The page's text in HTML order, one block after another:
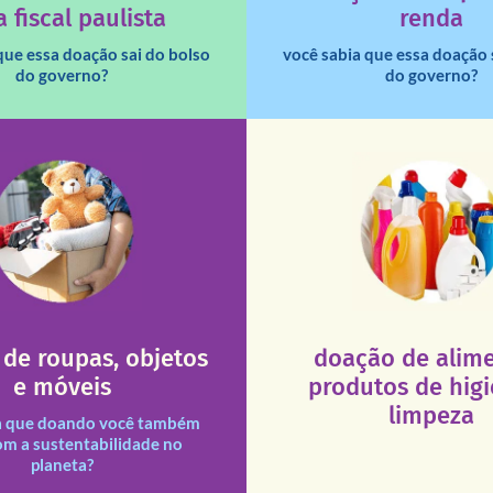
fiscal paulista
essa doação sai do bolso
do governo?
renda
você sabia que essa
do governo?
roupas, objetos
e móveis
que doando você também
a sustentabilidade no
planeta?
e divididas entre nossas
assim como outras
necessitadas.
doar esses itens na Rua
547 – Vila Leopoldina – De
sexta, das 8h30 às 11h30 e
às 17h30 (sextas até às
16h30).
fale conosco
doação de
produtos de
limpeza
Esses tipos de produtos
necessários em nossas
que a excelência de nosso
ajude!
Você pode doar esses
Aliança Liberal, 84 – Vila
De segunda a sábado, das
fale conosco